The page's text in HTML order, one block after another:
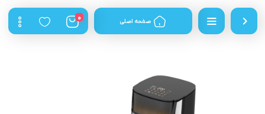
صفحه اصلی 0